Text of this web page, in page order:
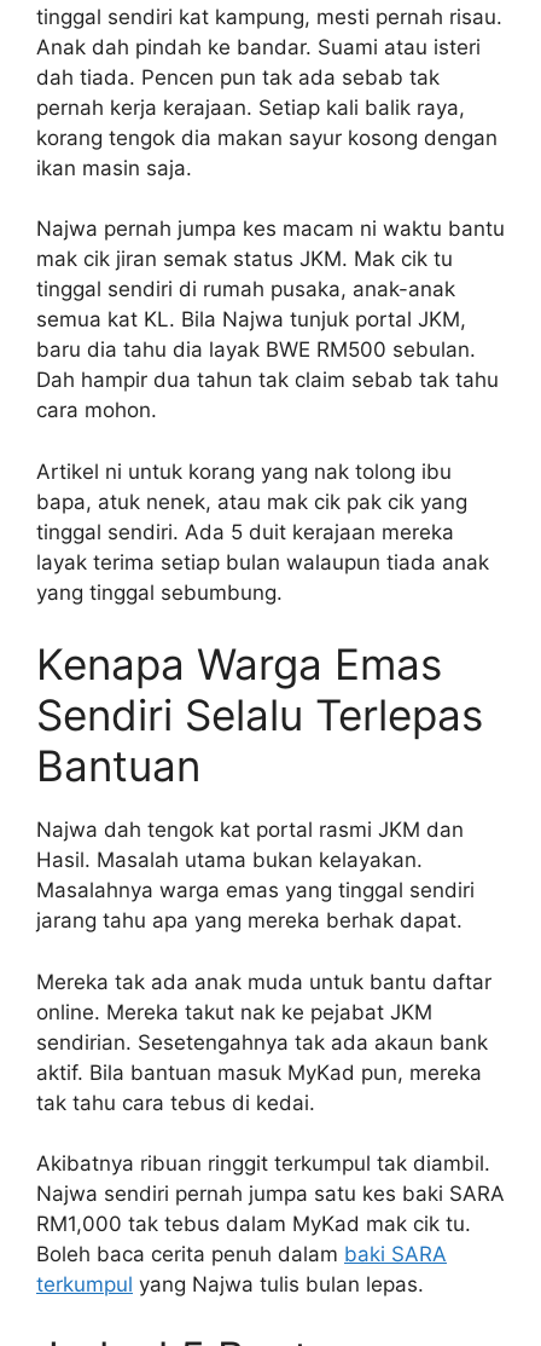
tinggal sendiri kat kampung, mesti pernah risau.
Anak dah pindah ke bandar. Suami atau isteri
dah tiada. Pencen pun tak ada sebab tak
pernah kerja kerajaan. Setiap kali balik raya,
korang tengok dia makan sayur kosong dengan
ikan masin saja.
Najwa pernah jumpa kes macam ni waktu bantu
mak cik jiran semak status JKM. Mak cik tu
tinggal sendiri di rumah pusaka, anak-anak
semua kat KL. Bila Najwa tunjuk portal JKM,
baru dia tahu dia layak BWE RM500 sebulan.
Dah hampir dua tahun tak claim sebab tak tahu
cara mohon.
Artikel ni untuk korang yang nak tolong ibu
bapa, atuk nenek, atau mak cik pak cik yang
tinggal sendiri. Ada 5 duit kerajaan mereka
layak terima setiap bulan walaupun tiada anak
yang tinggal sebumbung.
Kenapa Warga Emas
Sendiri Selalu Terlepas
Bantuan
Najwa dah tengok kat portal rasmi JKM dan
Hasil. Masalah utama bukan kelayakan.
Masalahnya warga emas yang tinggal sendiri
jarang tahu apa yang mereka berhak dapat.
Mereka tak ada anak muda untuk bantu daftar
online. Mereka takut nak ke pejabat JKM
sendirian. Sesetengahnya tak ada akaun bank
aktif. Bila bantuan masuk MyKad pun, mereka
tak tahu cara tebus di kedai.
Akibatnya ribuan ringgit terkumpul tak diambil.
Najwa sendiri pernah jumpa satu kes baki SARA
RM1,000 tak tebus dalam MyKad mak cik tu.
Boleh baca cerita penuh dalam baki SARA
terkumpul yang Najwa tulis bulan lepas.